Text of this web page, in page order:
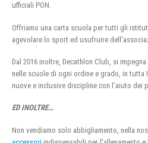
ufficiali PON.
Offriamo una carta scuola per tutti gli
agevolare lo sport ed usufruire
Dal 2016 inoltre, Decathlon Club, si
nelle scuole di ogni ordine e grado, in tutta
nuove e inclusive discipline con l’aiuto dei
ED INOLTRE…
Non vendiamo solo abbigliamento, nella